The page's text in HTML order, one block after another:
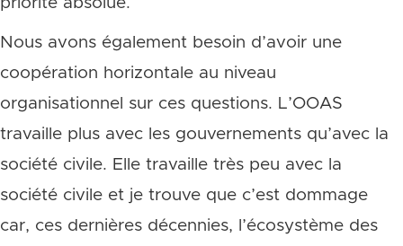
Nous avons également besoin d’avoir une
coopération horizontale au niveau
organisationnel sur ces questions. L’OOAS
travaille plus avec les gouvernements qu’avec la
société civile. Elle travaille très peu avec la
société civile et je trouve que c’est dommage
car, ces dernières décennies, l’écosystème des